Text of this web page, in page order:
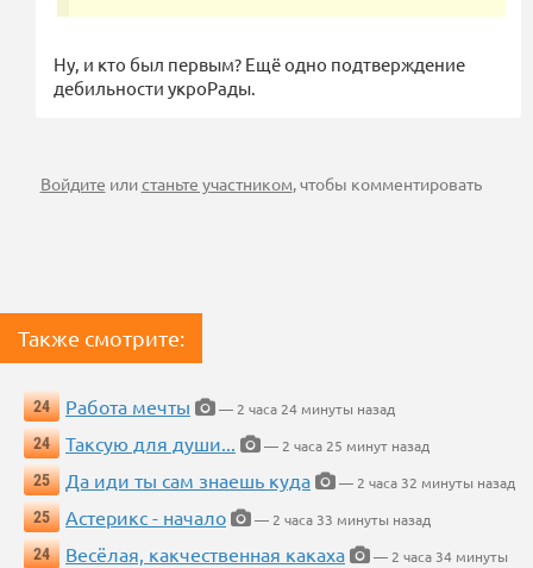
Ну, и кто был первым? Ещё одно подтверждение
дебильности укроРады.
Войдите илистаньте участником, чтобы комментировать
Также смотрите:
24 Работа мечты
— 2 часа 24 минуты назад
24
Таксую для души...
— 2 часа 25 минут назад
25
Да иди ты сам знаешь куда
— 2 часа 32 минуты назад
25
Астерикс - начало
— 2 часа 33 минуты назад
24
Весёлая, какчественная какаха
— 2 часа 34 минуты